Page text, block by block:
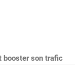
booster son trafic